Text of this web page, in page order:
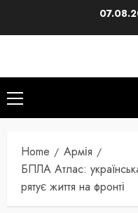
Primary
Menu
Home
Армія
БПЛА Атлас:
рятує життя на фронті